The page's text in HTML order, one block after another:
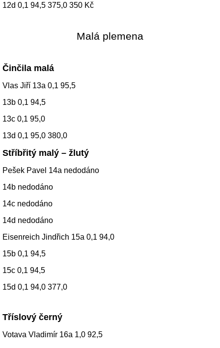
12d 0,1 94,5 375,0 350 Kč
Malá plemena
Činčila malá
Vlas Jiří 13a 0,1 95,5
13b 0,1 94,5
13c 0,1 95,0
13d 0,1 95,0 380,0
Stříbřitý malý – žlutý
Pešek Pavel 14a nedodáno
14b nedodáno
14c nedodáno
14d nedodáno
Eisenreich Jindřich 15a 0,1 94,0
15b 0,1 94,5
15c 0,1 94,5
15d 0,1 94,0 377,0
Tříslový černý
Votava Vladimír 16a 1,0 92,5